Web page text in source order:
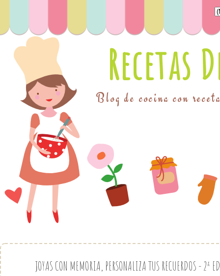
Recetas
Blog de cocina con
JOYAS CON MEMORIA, PERSONALIZA TUS RECUERDOS - 2ª